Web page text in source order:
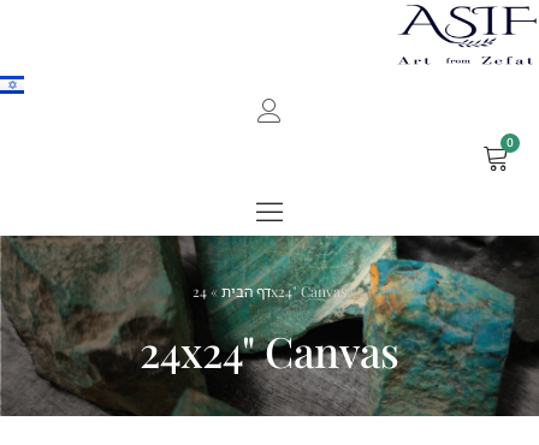
0
דף הבית» 24x24" Canvas
24x24" Canvas